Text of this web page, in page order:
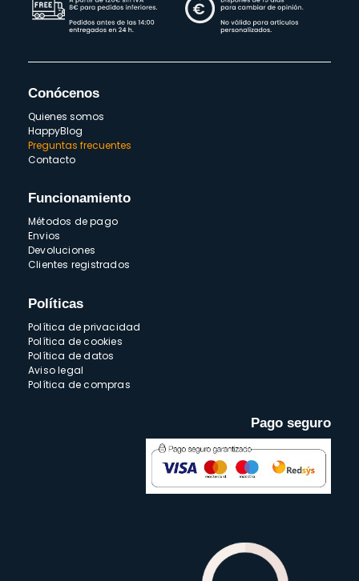
Conócenos
Quienes somos
HappyBlog
Preguntas frecuentes
Contacto
Funcionamiento
Métodos de pago
Envios
Devoluciones
Clientes registrados
Políticas
Política de privacidad
Política de cookies
Política de datos
Aviso legal
Política de compras
Pago seguro